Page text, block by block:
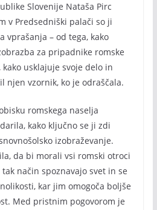
Slovenije Nataša Pirc
v Predsedniški palači so ji
vprašanja – od tega, kako
za pripadnike romske
usklajuje svoje delo in
njen vzornik, ko je odraščala.
romskega naselja
kako ključno se ji zdi
izobraževanje.
da bi morali vsi romski otroci
način spoznavajo svet in se
kar jim omogoča boljše
Med pristnim pogovorom je